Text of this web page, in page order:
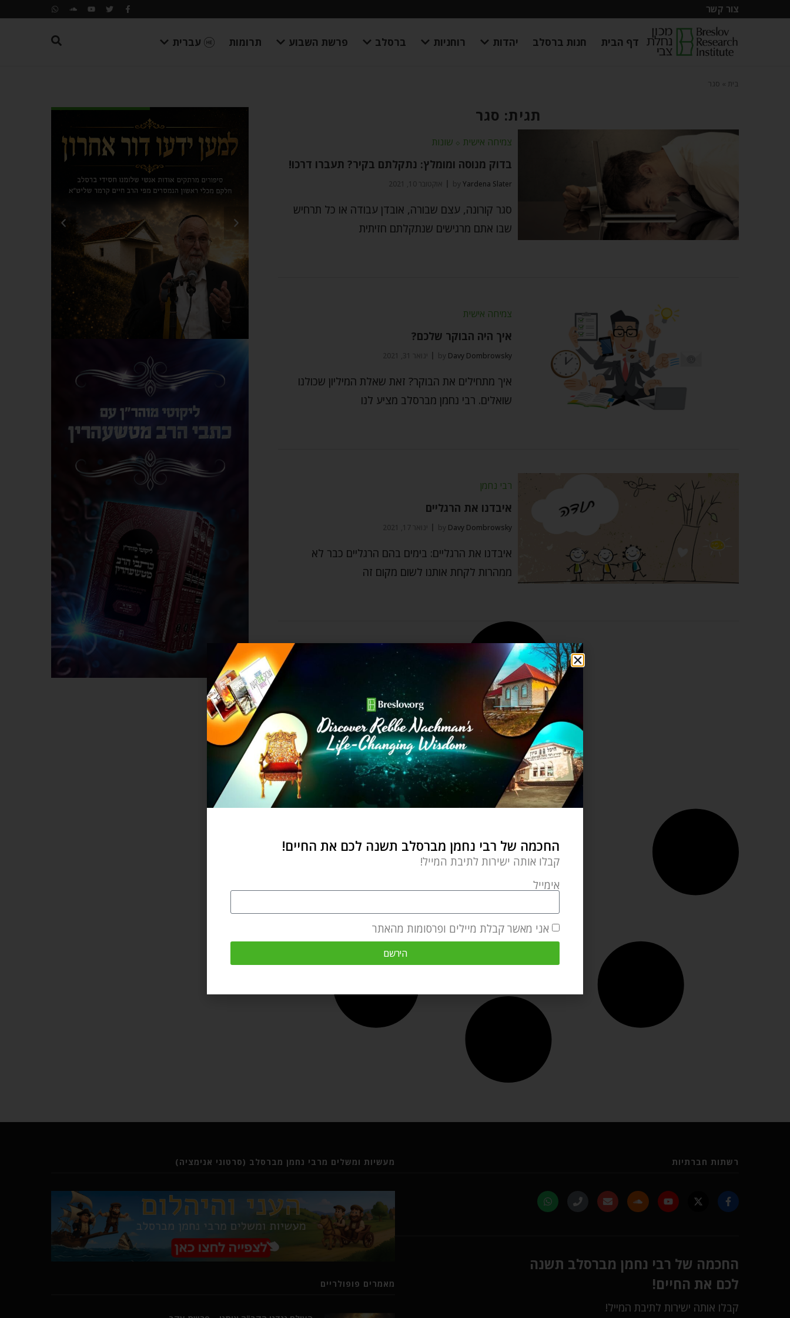
צור קשר
דף הבית חנות ברסלב יהדות רוחניות ברסלב פרשת השבוע תרומות עברית
בית סגר
תגית: סגר
צמיחה אישית ⬦שונות
בדוק מנוסה ומומלץ: נתקלתם בקיר? תעברו דרכו!
by Yardena Slater אוקטובר 10, 2021
סגר קורונה, עצם שבורה, אובדן עבודה או כל תרחיש
שבו אתם מרגישים שנתקלתם חזיתית
צמיחה אישית
איך היה הבוקר שלכם?
by Davy Dombrowsky ינואר 31, 2021
איך מתחילים את הבוקר? זאת שאלת המיליון שכולנו
שואלים. רבי נחמן מברסלב מציע לנו
רבי נחמן
איבדנו את הרגליים
by Davy Dombrowsky ינואר 17, 2021
איבדנו את הרגליים: בימים בהם הרגליים כבר לא
ממהרות לקחת אותנו לשום מקום זה
רשתות חברתיות
החכמה של רבי נחמן מברסלב תשנה
לכם את החיים!
קבלו אותה ישירות לתיבת המייל!
מעשיות ומשלים מרבי נחמן מברסלב (סרטוני אנימציה)
מאמרים פופולריים
החכמה של רבי נחמן מברסלב תשנה לכם את החיים!
קבלו אותה ישירות לתיבת המייל!
אימייל
אני מאשר קבלת מיילים ופרסומות מהאתר
הירשם